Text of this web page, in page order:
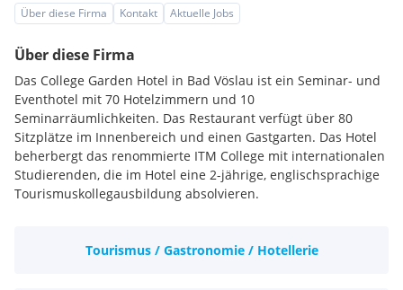
Über diese Firma Kontakt Aktuelle Jobs
Über diese Firma
Das College Garden Hotel in Bad Vöslau ist ein Seminar- und
Eventhotel mit 70 Hotelzimmern und 10
Seminarräumlichkeiten. Das Restaurant verfügt über 80
Sitzplätze im Innenbereich und einen Gastgarten. Das Hotel
beherbergt das renommierte ITM College mit internationalen
Studierenden, die im Hotel eine 2-jährige, englischsprachige
Tourismuskollegausbildung absolvieren.
Tourismus / Gastronomie / Hotellerie